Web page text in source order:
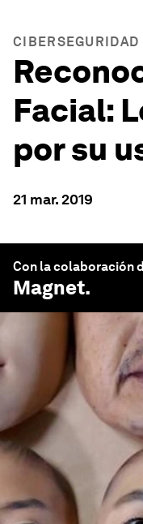
CIBERSEGURIDAD
Facial:
por su
21 mar. 2019
Con la colaboración
Magnet.